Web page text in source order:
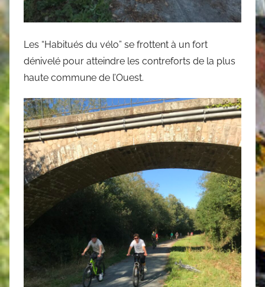
Les “Habitués du vélo” se frottent à un fort
dénivelé pour atteindre les contreforts de la plus
haute commune de l’Ouest.